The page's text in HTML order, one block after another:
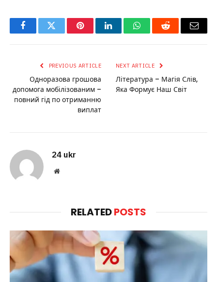
FacebookTwitter PinterestLinkedInWhatsAppReddit Email
PREVIOUS ARTICLE
Одноразова грошова
допомога мобілізованим –
повний гід по отриманню
виплат
NEXT ARTICLE
Література – Магія Слів,
Яка Формує Наш Світ
24 ukr
Website
RELATEDPOSTS